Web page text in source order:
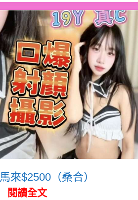
馬來$2500（桑合）
閱讀全文